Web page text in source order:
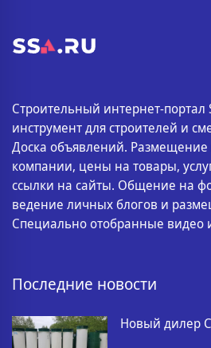
Строительный интернет-портал
инструмент для строителей и
Доска объявлений.
компании, цены на товары,
ссылки на сайты. Общение на
ведение личных блогов и
Специально отобранные видео
Последние новости
Новый дилер